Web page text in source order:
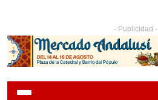
- Publicidad -